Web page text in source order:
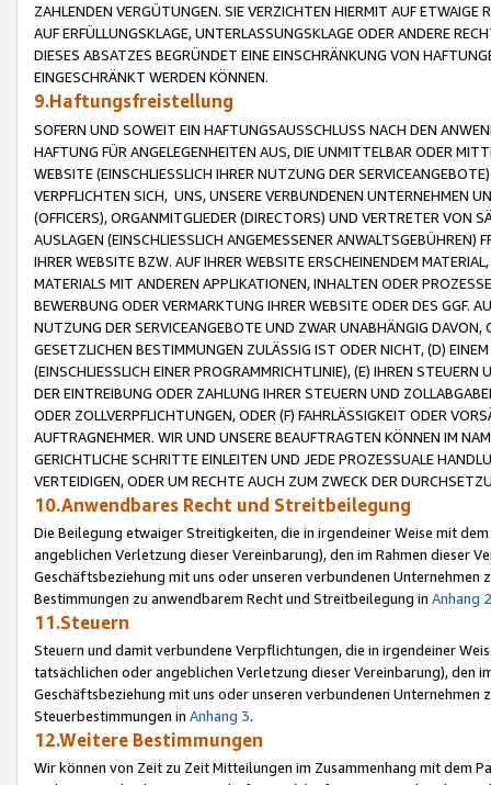
ZAHLENDEN VERGÜTUNGEN. SIE VERZICHTEN HIERMIT AUF
AUF ERFÜLLUNGSKLAGE, UNTERLASSUNGSKLAGE ODER ANDERE
DIESES ABSATZES BEGRÜNDET EINE EINSCHRÄNKUNG VON
EINGESCHRÄNKT WERDEN KÖNNEN.
9.Haftungsfreistellung
SOFERN UND SOWEIT EIN HAFTUNGSAUSSCHLUSS NACH DEN
HAFTUNG FÜR ANGELEGENHEITEN AUS, DIE UNMITTELBAR ODER
WEBSITE (EINSCHLIESSLICH IHRER NUTZUNG DER
VERPFLICHTEN SICH, UNS, UNSERE VERBUNDENEN UNTERNEHMEN
(OFFICERS), ORGANMITGLIEDER (DIRECTORS) UND VERTRETER VON
AUSLAGEN (EINSCHLIESSLICH ANGEMESSENER
IHRER WEBSITE BZW. AUF IHRER WEBSITE ERSCHEINENDEM
MATERIALS MIT ANDEREN APPLIKATIONEN, INHALTEN ODER
BEWERBUNG ODER VERMARKTUNG IHRER WEBSITE ODER DES GGF.
NUTZUNG DER SERVICEANGEBOTE UND ZWAR UNABHÄNGIG
GESETZLICHEN BESTIMMUNGEN ZULÄSSIG IST ODER NICHT, (D)
(EINSCHLIESSLICH EINER PROGRAMMRICHTLINIE), (E) IHREN
DER EINTREIBUNG ODER ZAHLUNG IHRER STEUERN UND
ODER ZOLLVERPFLICHTUNGEN, ODER (F) FAHRLÄSSIGKEIT ODER
AUFTRAGNEHMER. WIR UND UNSERE BEAUFTRAGTEN KÖNNEN IM
GERICHTLICHE SCHRITTE EINLEITEN UND JEDE PROZESSUALE
VERTEIDIGEN, ODER UM RECHTE AUCH ZUM ZWECK DER
10.Anwendbares Recht und Streitbeilegung
Die Beilegung etwaiger Streitigkeiten, die in irgendeiner Weise mit
angeblichen Verletzung dieser Vereinbarung), den im Rahmen dieser
Geschäftsbeziehung mit uns oder unseren verbundenen
Bestimmungen zu anwendbarem Recht und Streitbeilegung in Anhang 2
11.Steuern
Steuern und damit verbundene Verpflichtungen, die in irgendeiner
tatsächlichen oder angeblichen Verletzung dieser Vereinbarung), den
Geschäftsbeziehung mit uns oder unseren verbundenen
Steuerbestimmungen in Anhang 3.
12.Weitere Bestimmungen
Wir können von Zeit zu Zeit Mitteilungen im Zusammenhang mit dem